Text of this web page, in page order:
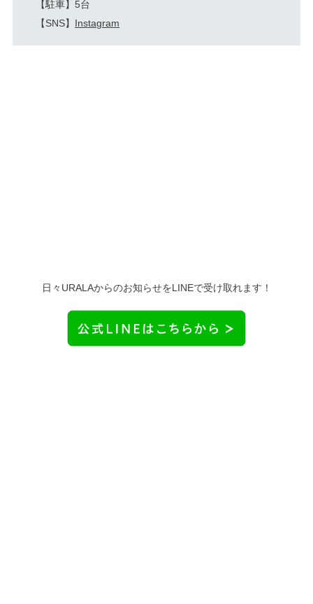
【駐車】5台
【SNS】 Instagram
日々URALAからのお知らせをLINEで受け取れます！